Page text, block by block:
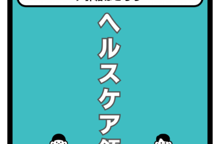
・職場の健康診断実施強化月間
・世界アルツハイマー月間